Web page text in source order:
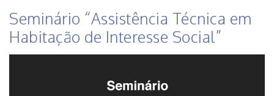
Seminário “Assistência Técnica em
Habitação de Interesse Social”